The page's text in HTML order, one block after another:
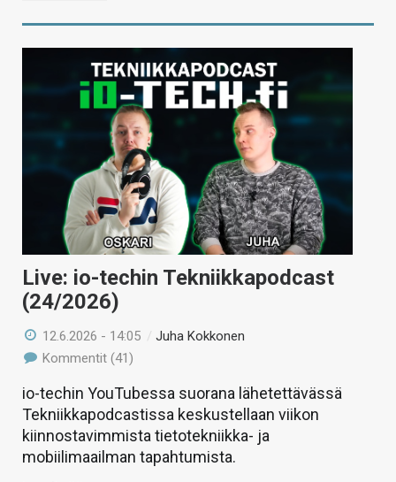
Live: io-techin Tekniikkapodcast
(24/2026)
12.6.2026 - 14:05 /Juha Kokkonen
Kommentit (41)
io-techin YouTubessa suorana lähetettävässä
Tekniikkapodcastissa keskustellaan viikon
kiinnostavimmista tietotekniikka- ja
mobiilimaailman tapahtumista.